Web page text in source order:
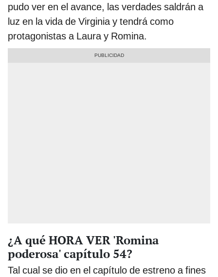
pudo ver en el avance, las verdades saldrán a
luz en la vida de Virginia y tendrá como
protagonistas a Laura y Romina.
¿A qué HORA VER 'Romina
poderosa' capítulo 54?
Tal cual se dio en el capítulo de estreno a fines